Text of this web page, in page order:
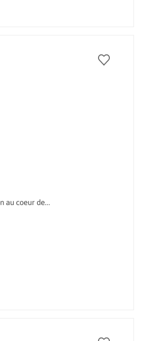
au coeur de...